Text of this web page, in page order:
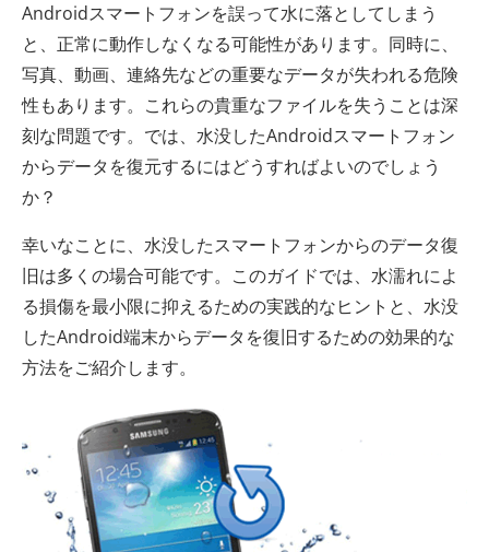
Androidスマートフォンを誤って水に落としてしまう
と、正常に動作しなくなる可能性があります。同時に、
写真、動画、連絡先などの重要なデータが失われる危険
性もあります。これらの貴重なファイルを失うことは深
刻な問題です。では、水没したAndroidスマートフォン
からデータを復元するにはどうすればよいのでしょう
か？
幸いなことに、水没したスマートフォンからのデータ復
旧は多くの場合可能です。このガイドでは、水濡れによ
る損傷を最小限に抑えるための実践的なヒントと、水没
したAndroid端末からデータを復旧するための効果的な
方法をご紹介します。